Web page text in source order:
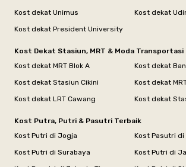
Kost dekat Unimus
Kost dekat
Kost dekat President University
Kost Dekat Stasiun, MRT & Moda Transportasi
Kost dekat MRT Blok A
Kost dekat Stasiun Cikini
Kost dekat
Kost dekat LRT Cawang
Kost dekat
Kost Putra, Putri & Pasutri Terbaik
Kost Putri di Jogja
Kost Pasutri di
Kost Putri di Surabaya
Kost Putri di